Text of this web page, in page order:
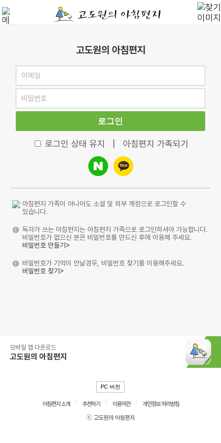
고도원의 아침편지
로그인
로그인 상태 유지 아침편지 가족되기
아침편지 가족이 아니어도 소셜 및 외부 계정으로 로그인할 수
있습니다.
독자가 쓰는 아침편지는 아침편지 가족으로 로그인하셔야 가능합니다.
비밀번호가 없으신 분은 비밀번호를 만드신 후에 이용해 주세요.
비밀번호 만들기>
비밀번호가 기억이 안날경우, 비밀번호 찾기를 이용해주세요.
비밀번호 찾기>
모바일 앱 다운로드
고도원의 아침편지
PC 버전
아침편지 소개 추천하기 이용약관
개인정보 처리방침
ⓒ 고도원의 아침편지